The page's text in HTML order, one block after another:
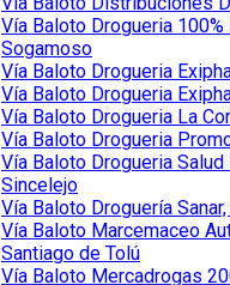
Vía Baloto Drogueria
Sogamoso
Vía Baloto Drogueria
Vía Baloto Drogueria
Vía Baloto Drogueria La
Vía Baloto Drogueria
Vía Baloto Drogueria
Sincelejo
Vía Baloto Droguería
Vía Baloto Marcemaceo
Santiago de Tolú
Vía Baloto Mercadrogas